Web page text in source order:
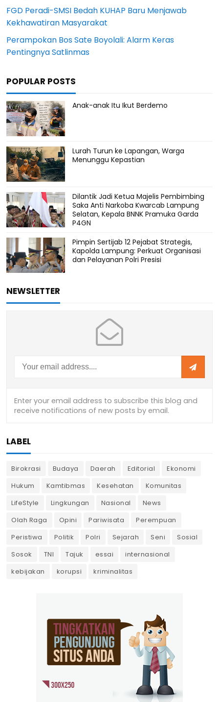
FGD Peradi-SMSI Bedah KUHAP Baru Menjawab
Kekhawatiran Masyarakat
Perampokan Bos Sate Boyolali: Alarm Keras
Pentingnya Satlinmas
POPULAR POSTS
Anak-anak Itu Ikut Berdemo
Lurah Turun ke Lapangan, Warga
Menunggu Kepastian
Dilantik Jadi Ketua Majelis Pembimbing
Saka Anti Narkoba Kwarcab Lampung
Selatan, Kepala BNNK Pramuka Garda
P4GN
Pimpin Sertijab 12 Pejabat Strategis,
Kapolda Lampung: Perkuat Organisasi
dan Pelayanan Polri Presisi
NEWSLETTER
LABEL
Birokrasi Budaya Daerah Editorial
Ekonomi
Hukum
Kamtibmas Kesehatan
Komunitas
LifeStyle
Lingkungan Nasional
News
Olah Raga
Opini Pariwisata
Perempuan
Peristiwa
Politik Polri Sejarah Seni
Sosial
Sosok
TNI Tajuk essai
internasional
kebijakan
korupsi kriminalitas